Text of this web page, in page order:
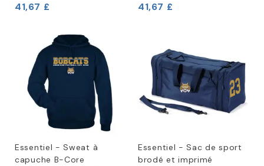
41,67 £ 41,67 £
Essentiel - Sweat à
capuche B-Core
Essentiel - Sac de sport
brodé et imprimé